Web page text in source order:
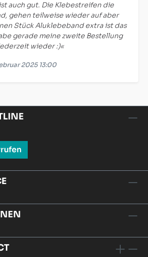
auch gut. Die Klebestreifen die
gehen teilweise wieder auf aber
Stück Aluklebeband extra ist das
gerade meine zweite Bestellung
wieder :)«
2025 13:00